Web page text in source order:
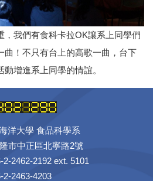
，我們有食科卡拉OK讓系上同學們
曲！不只有台上的高歌一曲，台下
增進系上同學的情誼。
洋大學 食品科學系
市中正區北寧路2號
2-2462-2192 ext. 5101
2-2463-4203